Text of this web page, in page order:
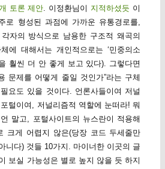
토론 제안. 이정환님이 지적하셨듯 이
로 형성된 과점에 가까운 유통경로를,
자의 방식으로 남용한 구조적 왜곡의
에 대해서는 개인적으로는 ‘민중의소
훨씬 더 안 좋게 보고 있다). 그렇다면
문제를 어떻게 줄일 것인가”라는 구체
요도 있을 것이다. 언론사들이여 저널
털이여, 저널리즘적 역할에 눈떠라! 뭐
말고, 포털사이트의 뉴스란이 적용해
크게 어렵지 않은(당장 코드 두세줄만
니다) 것들 10가지. 마이너한 이곳의 글
보실 가능성은 별로 높지 않을 듯 하지